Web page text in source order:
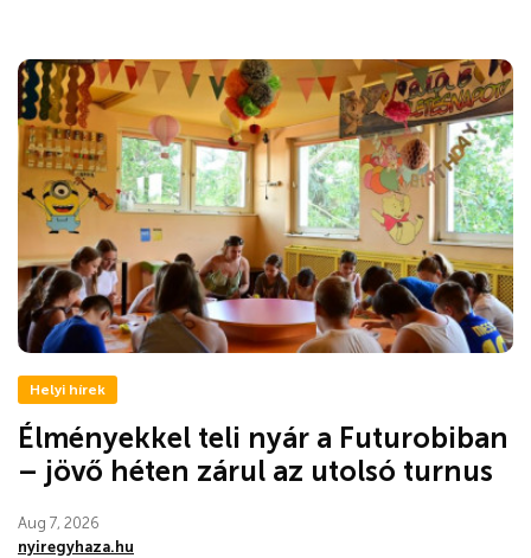
Helyi hírek
Élményekkel teli nyár a Futurobiban
– jövő héten zárul az utolsó turnus
Aug 7, 2026
nyiregyhaza.hu